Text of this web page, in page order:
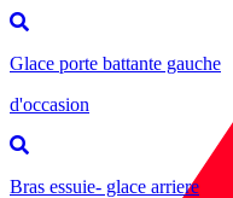
Glace porte battante gauche
d'occasion
Bras essuie- glace arriere